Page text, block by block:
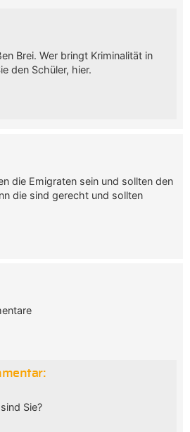
Brei. Wer bringt Kriminalität in
den Schüler, hier.
die Emigraten sein und sollten den
die sind gerecht und sollten
Sie?